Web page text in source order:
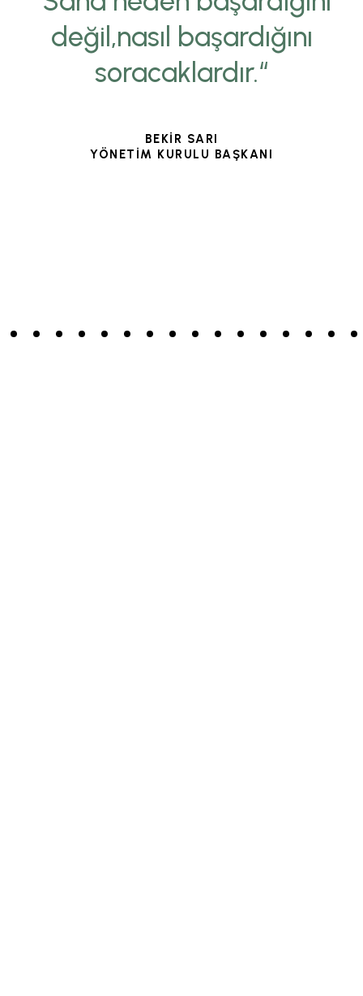
değil,nasıl başardığını
soracaklardır.“
BEKİR SARI
YÖNETİM KURULU BAŞKANI